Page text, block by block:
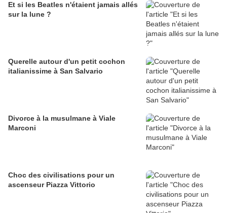
Et si les Beatles n'étaient jamais allés
sur la lune ?
Querelle autour d'un petit cochon
italianissime à San Salvario
Divorce à la musulmane à Viale
Marconi
Choc des civilisations pour un
ascenseur Piazza Vittorio